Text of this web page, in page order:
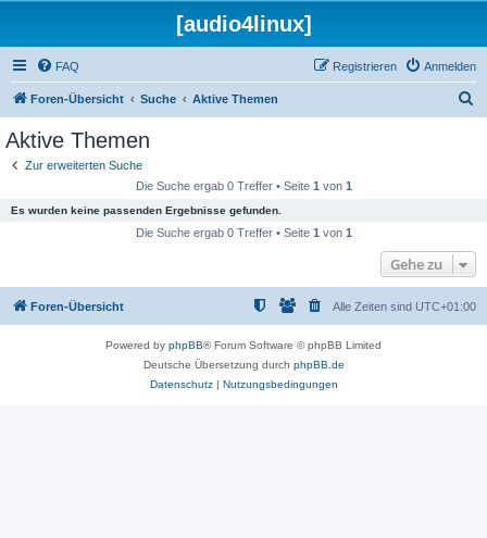
[audio4linux]
FAQ Anmelden
Registrieren
Foren-Übersicht Suche Aktive Themen
Aktive Themen
Zur erweiterten Suche
Die Suche ergab 0 Treffer • Seite 1 von 1
Es wurden keine passenden Ergebnisse gefunden.
Die Suche ergab 0 Treffer • Seite 1 von 1
Gehe zu
Foren-Übersicht Alle Zeiten sind UTC+01:00
Powered by phpBB® Forum Software © phpBB Limited
Deutsche Übersetzung durch phpBB.de
Datenschutz| Nutzungsbedingungen